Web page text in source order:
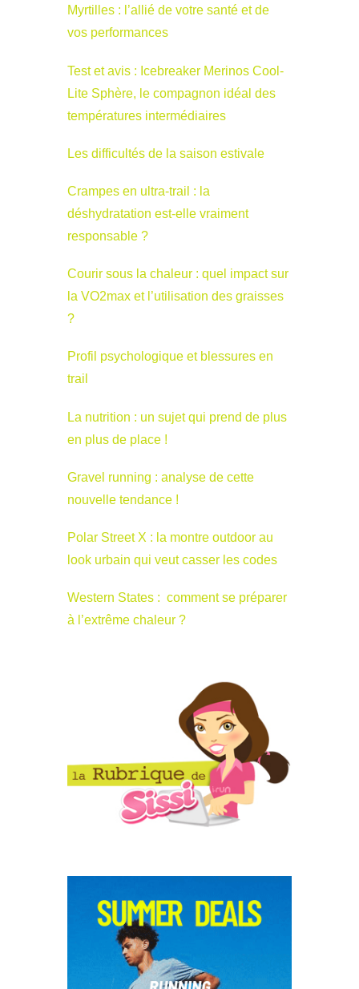
Myrtilles : l’allié de votre santé et de
vos performances
Test et avis : Icebreaker Merinos Cool-
Lite Sphère, le compagnon idéal des
températures intermédiaires
Les difficultés de la saison estivale
Crampes en ultra-trail : la
déshydratation est-elle vraiment
responsable ?
Courir sous la chaleur : quel impact sur
la VO2max et l’utilisation des graisses
?
Profil psychologique et blessures en
trail
La nutrition : un sujet qui prend de plus
en plus de place !
Gravel running : analyse de cette
nouvelle tendance !
Polar Street X : la montre outdoor au
look urbain qui veut casser les codes
Western States : comment se préparer
à l’extrême chaleur ?